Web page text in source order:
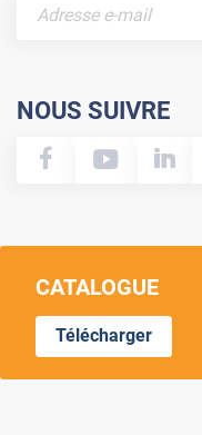
NOUS SUIVRE
CATALOGUE
Télécharger